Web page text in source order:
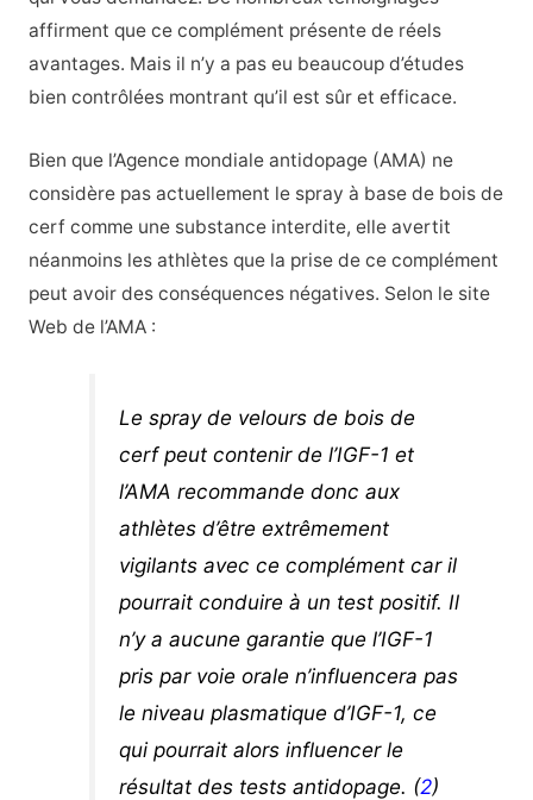
affirment que ce complément présente de réels
avantages. Mais il n’y a pas eu beaucoup d’études
bien contrôlées montrant qu’il est sûr et efficace.
Bien que l’Agence mondiale antidopage (AMA) ne
considère pas actuellement le spray à base de bois de
cerf comme une substance interdite, elle avertit
néanmoins les athlètes que la prise de ce complément
peut avoir des conséquences négatives. Selon le site
Web de l’AMA :
Le spray de velours de bois de
cerf peut contenir de l’IGF-1 et
l’AMA recommande donc aux
athlètes d’être extrêmement
vigilants avec ce complément car il
pourrait conduire à un test positif. Il
n’y a aucune garantie que l’IGF-1
pris par voie orale n’influencera pas
le niveau plasmatique d’IGF-1, ce
qui pourrait alors influencer le
résultat des tests antidopage. (2)